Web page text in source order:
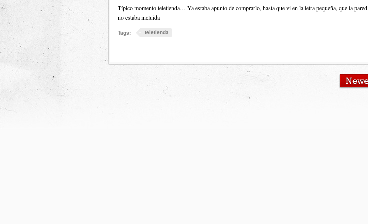
Típico momento teletienda… Ya estaba apunto de comprarlo, hasta que vi en la letra pequeña, que la pared
no estaba incluida
Tags: teletienda